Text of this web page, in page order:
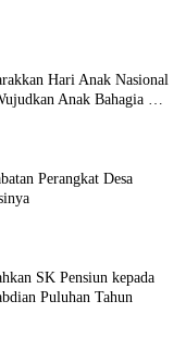
Hari Anak Nasional
Anak Bahagia dan
Perangkat Desa
SK Pensiun kepada
Puluhan Tahun